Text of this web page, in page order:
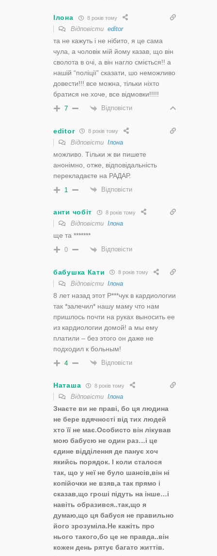
Ілона 8 років тому
Відповісти editor
та не кажуть і не нібито, я це сама
чула, а чоловік мій йому казав, що він
сволота в очі, а він нагло сміється!! а
нашій “поліції” сказати, шо неможливо
довести!!! все можна, тільки ніхто
братися не хоче, все відмовки!!!!!
7 Відповісти
editor 8 років тому
Відповісти Ілона
можливо. Тільки ж ви пишете
анонімно, отже, відповідальність
перекладаєте на РАДАР.
1 Відповісти
анти чобіт 8 років тому
Відповісти Ілона
ще та *******
0 Відповісти
бабушка Кати 8 років тому
Відповісти Ілона
8 лет назад этот Р***чук в кардиологии
так *залечил* нашу маму что нам
пришлось почти на руках выносить ее
из кардиологии домой! а мы ему
платили – без этого он даже не
подходил к больным!
4 Відповісти
Наташа 8 років тому
Відповісти Ілона
Знаєте ви не праві, бо ця людина
не бере вдячності від тих людей
хто її не має.Особисто він лікував
мою бабусю не один раз…і це
єдине відділення де панує хоч
якийсь порядок. І коли сталося
так, що у неї не було шансів,він ні
копійочки не взяв,а так прямо і
сказав,що гроші підуть на інше…і
навіть образився..так,що я
думаю,що ця бабуся не правильно
його зрозуміла.Не кажіть про
нього такого,бо це не правда..він
кожен день рятує багато життів.